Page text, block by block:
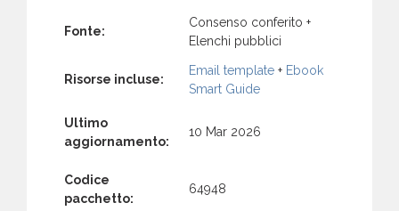
Fonte:
Consenso conferito +
Elenchi pubblici
Risorse incluse:
Email template + Ebook
Smart Guide
Ultimo
aggiornamento:
10 Mar 2026
Codice
pacchetto:
64948